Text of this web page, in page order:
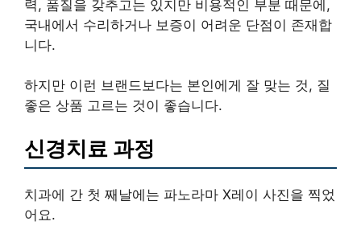
력, 품질을 갖추고는 있지만 비용적인 부분 때문에,
국내에서 수리하거나 보증이 어려운 단점이 존재합
니다.
하지만 이런 브랜드보다는 본인에게 잘 맞는 것, 질
좋은 상품 고르는 것이 좋습니다.
신경치료 과정
치과에 간 첫 째날에는 파노라마 X레이 사진을 찍었
어요.